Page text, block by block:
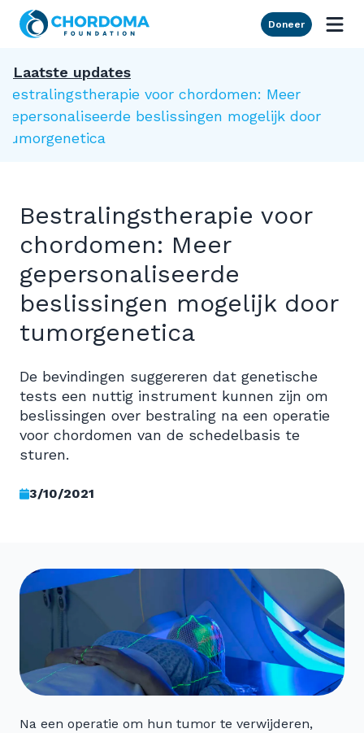
Skip to Main Content
Doneer
Laatste updates
Bestralingstherapie voor chordomen: Meer
gepersonaliseerde beslissingen mogelijk door
tumorgenetica
Bestralingstherapie voor
chordomen: Meer
gepersonaliseerde
beslissingen mogelijk door
tumorgenetica
De bevindingen suggereren dat genetische
tests een nuttig instrument kunnen zijn om
beslissingen over bestraling na een operatie
voor chordomen van de schedelbasis te
sturen.
3/10/2021
Na een operatie om hun tumor te verwijderen,